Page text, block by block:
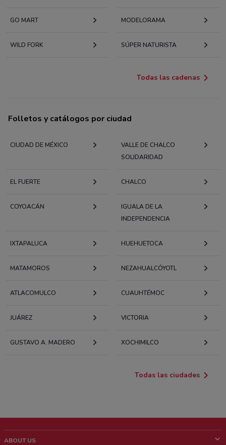
GO MART MODELORAMA
WILD FORK SÚPER NATURISTA
Todas las cadenas
Folletos y catálogos por ciudad
CIUDAD DE MÉXICO
VALLE DE CHALCO
SOLIDARIDAD
EL FUERTE CHALCO
COYOACÁN
IGUALA DE LA
INDEPENDENCIA
IXTAPALUCA HUEHUETOCA
MATAMOROS NEZAHUALCÓYOTL
ATLACOMULCO CUAUHTÉMOC
JUÁREZ VICTORIA
GUSTAVO A. MADERO XOCHIMILCO
Todas las ciudades
ABOUT US